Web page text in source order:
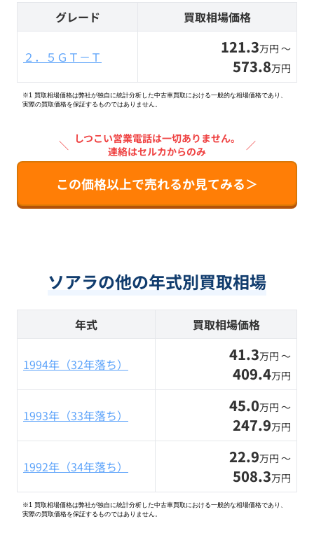
グレード 買取相場価格
２．５ＧＴ－Ｔ 121.3万円 〜
573.8万円
※1 買取相場価格は弊社が独自に統計分析した中古車買取における一般的な相場価格であり、
実際の買取価格を保証するものではありません。
＼ しつこい営業電話は一切ありません。
連絡はセルカからのみ
／
この価格以上で売れるか見てみる＞
ソアラの他の年式別買取相場
年式 買取相場価格
1994年（32年落ち） 41.3万円 〜
409.4万円
1993年（33年落ち） 45.0万円 〜
247.9万円
1992年（34年落ち） 22.9万円 〜
508.3万円
※1 買取相場価格は弊社が独自に統計分析した中古車買取における一般的な相場価格であり、
実際の買取価格を保証するものではありません。